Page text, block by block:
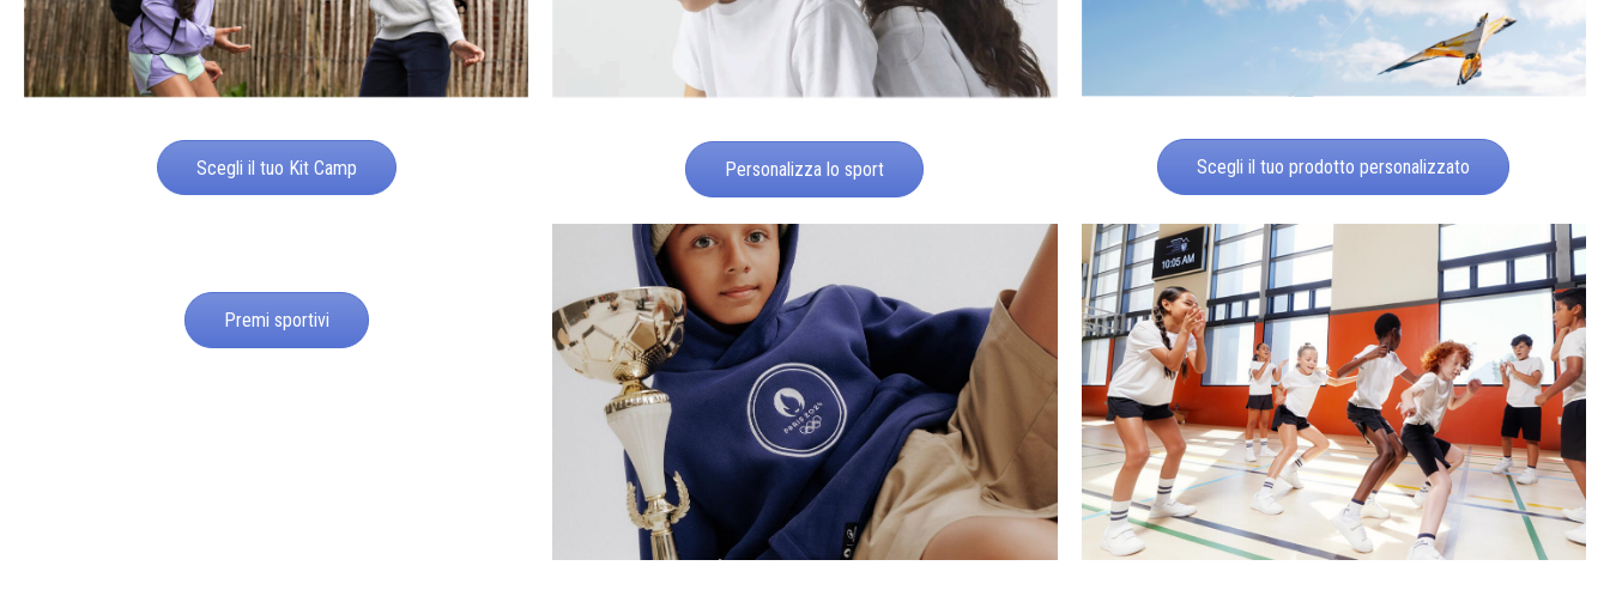
Scegli il tuo Kit Camp Personalizza lo sport Scegli il tuo prodotto personalizzato
Premi sportivi